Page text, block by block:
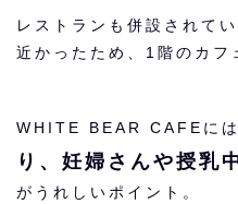
レストランも併設されて
近かったため、1階のカフ
WHITE BEAR CAFEには
り、妊婦さんや授乳
がうれしいポイント。